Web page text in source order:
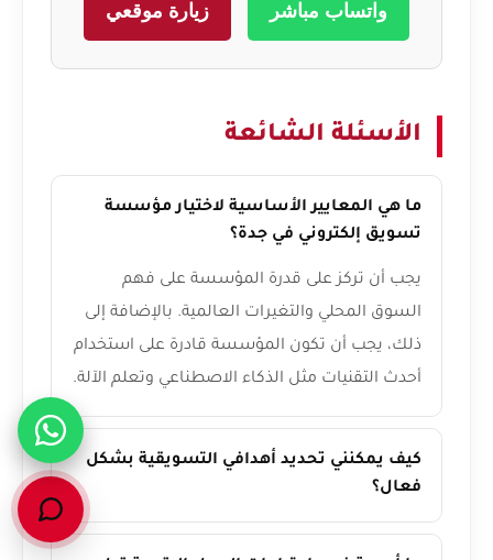
واتساب مباشر زيارة موقعي
الأسئلة الشائعة
ما هي المعايير الأساسية لاختيار مؤسسة
تسويق إلكتروني في جدة؟
يجب أن تركز على قدرة المؤسسة على فهم
السوق المحلي والتغيرات العالمية. بالإضافة إلى
ذلك، يجب أن تكون المؤسسة قادرة على استخدام
أحدث التقنيات مثل الذكاء الاصطناعي وتعلم الآلة.
كيف يمكنني تحديد أهدافي التسويقية بشكل
فعال؟